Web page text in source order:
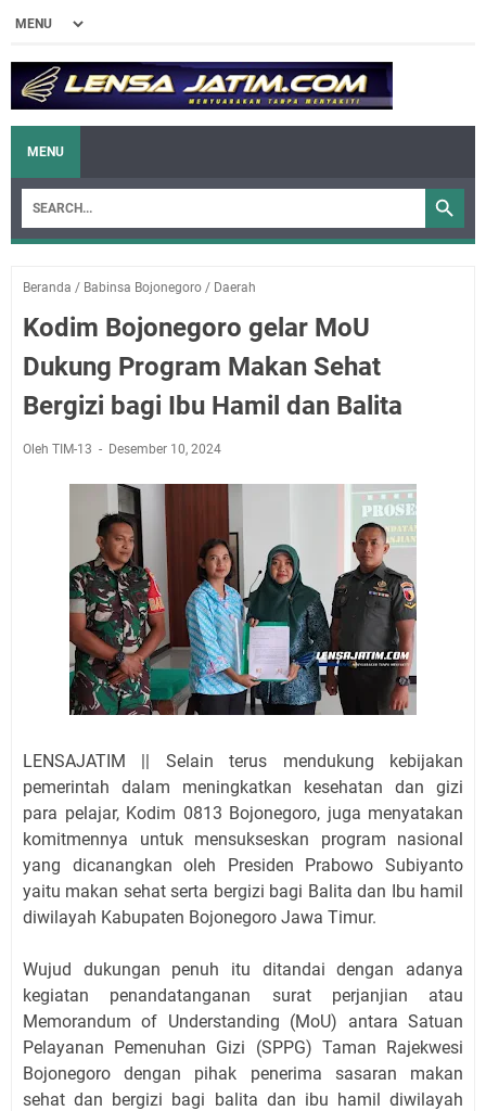
MENU
Beranda / Babinsa Bojonegoro / Daerah
Kodim Bojonegoro gelar MoU
Dukung Program Makan Sehat
Bergizi bagi Ibu Hamil dan Balita
Oleh TIM-13 Desember 10, 2024
LENSAJATIM || Selain terus mendukung kebijakan
pemerintah dalam meningkatkan kesehatan dan gizi
para pelajar, Kodim 0813 Bojonegoro, juga menyatakan
komitmennya untuk mensukseskan program nasional
yang dicanangkan oleh Presiden Prabowo Subiyanto
yaitu makan sehat serta bergizi bagi Balita dan Ibu hamil
diwilayah Kabupaten Bojonegoro Jawa Timur.
Wujud dukungan penuh itu ditandai dengan adanya
kegiatan penandatanganan surat perjanjian atau
Memorandum of Understanding (MoU) antara Satuan
Pelayanan Pemenuhan Gizi (SPPG) Taman Rajekwesi
Bojonegoro dengan pihak penerima sasaran makan
sehat dan bergizi bagi balita dan ibu hamil diwilayah